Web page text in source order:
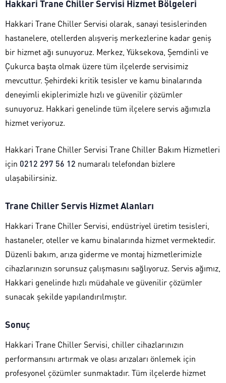
Hakkari Trane Chiller Servisi Hizmet Bölgeleri
Hakkari Trane Chiller Servisi olarak, sanayi tesislerinden
hastanelere, otellerden alışveriş merkezlerine kadar geniş
bir hizmet ağı sunuyoruz. Merkez, Yüksekova, Şemdinli ve
Çukurca başta olmak üzere tüm ilçelerde servisimiz
mevcuttur. Şehirdeki kritik tesisler ve kamu binalarında
deneyimli ekiplerimizle hızlı ve güvenilir çözümler
sunuyoruz. Hakkari genelinde tüm ilçelere servis ağımızla
hizmet veriyoruz.
Hakkari Trane Chiller Servisi Trane Chiller Bakım Hizmetleri
için 0212 297 56 12 numaralı telefondan bizlere
ulaşabilirsiniz.
Trane Chiller Servis Hizmet Alanları
Hakkari Trane Chiller Servisi, endüstriyel üretim tesisleri,
hastaneler, oteller ve kamu binalarında hizmet vermektedir.
Düzenli bakım, arıza giderme ve montaj hizmetlerimizle
cihazlarınızın sorunsuz çalışmasını sağlıyoruz. Servis ağımız,
Hakkari genelinde hızlı müdahale ve güvenilir çözümler
sunacak şekilde yapılandırılmıştır.
Sonuç
Hakkari Trane Chiller Servisi, chiller cihazlarınızın
performansını artırmak ve olası arızaları önlemek için
profesyonel çözümler sunmaktadır. Tüm ilçelerde hizmet